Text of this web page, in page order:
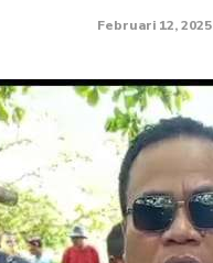
Februari 12, 2025